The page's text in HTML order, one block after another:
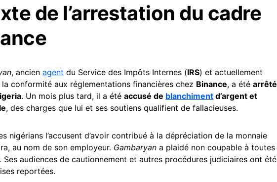
de l’arrestation du cadre
, ancien agent du Service des Impôts Internes (IRS) et actuellement
conformité aux réglementations financières chez Binance, a été arrêté
. Un mois plus tard, il a été accusé de blanchiment d’argent et
, des charges que lui et ses soutiens qualifient de fallacieuses.
nigérians l’accusent d’avoir contribué à la dépréciation de la monnaie
au nom de son employeur. Gambaryan a plaidé non coupable à toutes
Ses audiences de cautionnement et autres procédures judiciaires ont été
reportées.